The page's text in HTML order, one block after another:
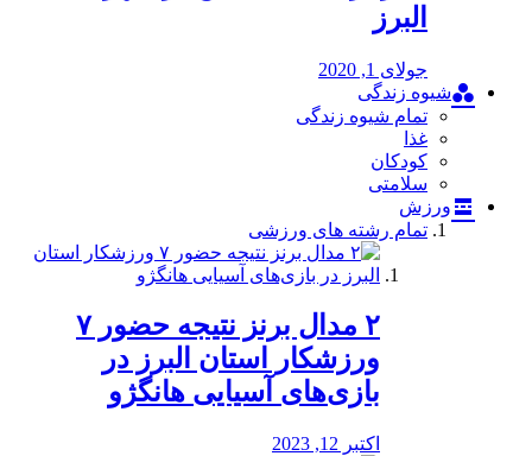
البرز
جولای 1, 2020
شیوه زندگی
تمام شیوه زندگی
غذا
کودکان
سلامتی
ورزش
تمام رشته های ورزشی
۲ مدال برنز نتیجه حضور ۷
ورزشکار استان البرز در
بازی‌های آسیایی هانگژو
اکتبر 12, 2023